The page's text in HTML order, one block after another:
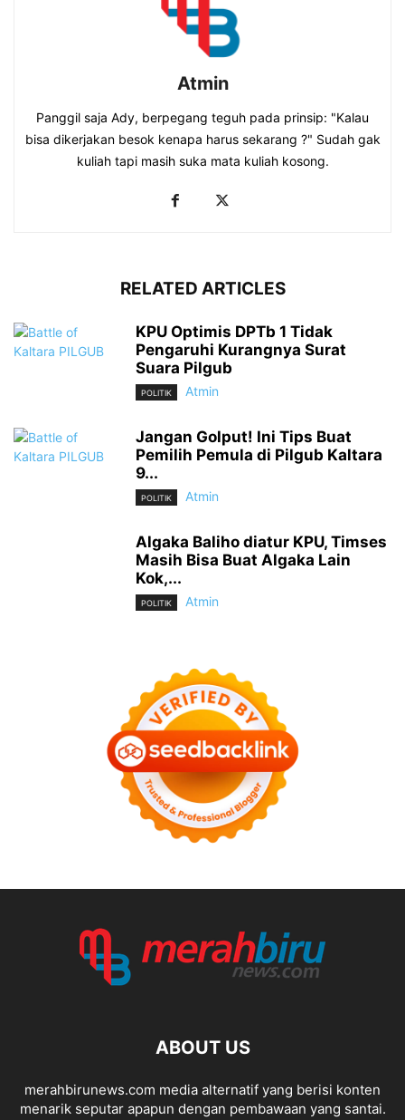
Atmin
Panggil saja Ady, berpegang teguh pada prinsip: "Kalau
bisa dikerjakan besok kenapa harus sekarang ?" Sudah gak
kuliah tapi masih suka mata kuliah kosong.
RELATED ARTICLES
KPU Optimis DPTb 1 Tidak
Pengaruhi Kurangnya Surat
Suara Pilgub
POLITIK Atmin
Jangan Golput! Ini Tips Buat
Pemilih Pemula di Pilgub Kaltara
9...
POLITIK Atmin
Algaka Baliho diatur KPU, Timses
Masih Bisa Buat Algaka Lain
Kok,...
POLITIK Atmin
ABOUT US
merahbirunews.com media alternatif yang berisi konten
menarik seputar apapun dengan pembawaan yang santai.